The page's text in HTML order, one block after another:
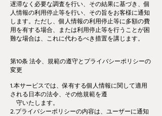
遅滞なく必要な調査を行い、その結果に基づき、個
人情報の利用停止等を行い、その旨をお客様に通知
します。ただし、個人情報の利用停止等に多額の費
用を有する場合、または利用停止等を行うことが困
難な場合は、これに代わるべき措置を講じます。
第10条 法令、規範の遵守とプライバシーポリシーの
変更
1.本サービスでは、保有する個人情報に関して適用
される日本の法令、その他規範を遵
守いたします。
2.プライバシーポリシーの内容は、ユーザーに通知